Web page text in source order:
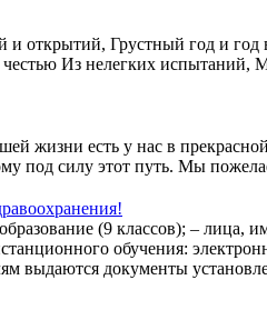
открытий, Грустный год и
Из нелегких испытаний,
есть у нас в
под силу этот путь. Мы
(9 классов); – лица,
обучения:
выдаются документы